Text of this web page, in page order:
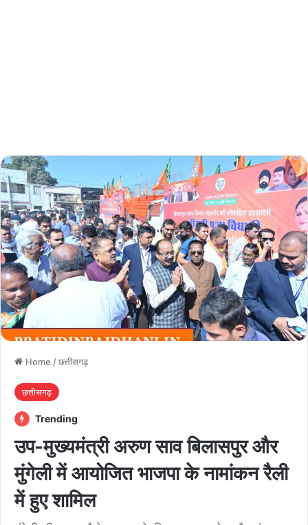
Home /छत्तीसगढ़
छत्तीसगढ़
Trending
उप-मुख्यमंत्री अरुण साव बिलासपुर और
मुंगेली में आयोजित भाजपा के नामांकन रैली
में हुए शामिल